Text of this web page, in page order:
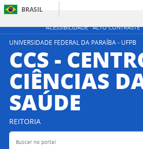
ACESSIBILIDADE ALTO CONTRASTE
BRASIL
UNIVERSIDADE FEDERAL DA PARAÍBA - UFPB
CCS -
CIÊNCIAS
SAÚDE
REITORIA
Buscar no portal